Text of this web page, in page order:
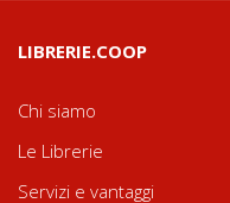
LIBRERIE.COOP
Chi siamo
Le Librerie
Servizi e vantaggi